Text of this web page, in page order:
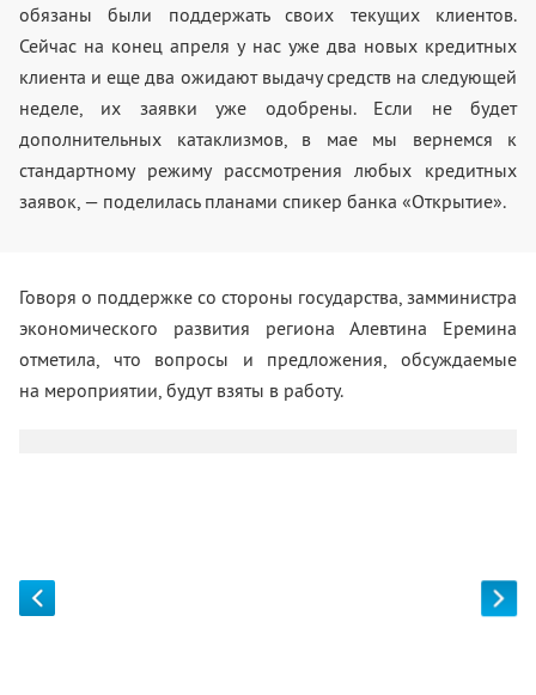
обязаны были поддержать своих текущих клиентов.
Сейчас на конец апреля у нас уже два новых кредитных
клиента и еще два ожидают выдачу средств на следующей
неделе, их заявки уже одобрены. Если не будет
дополнительных катаклизмов, в мае мы вернемся к
стандартному режиму рассмотрения любых кредитных
заявок, — поделилась планами спикер банка «Открытие».
Говоря о поддержке со стороны государства, замминистра
экономического развития региона Алевтина Еремина
отметила, что вопросы и предложения, обсуждаемые
на мероприятии, будут взяты в работу.